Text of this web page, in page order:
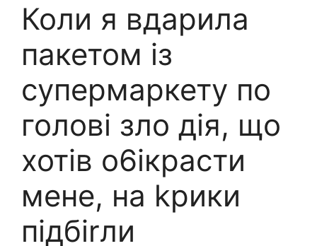
Коли я вдарила
пакетом із
супермаркету по
голові зло дія, що
хотів о6ікрасти
мене, на kpики
підбіrли